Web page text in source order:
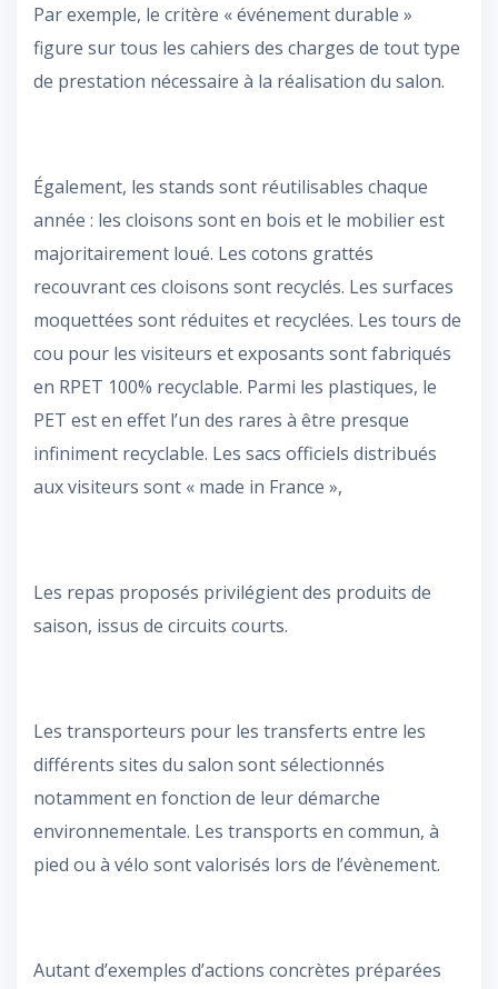
Par exemple, le critère « événement durable »
figure sur tous les cahiers des charges de tout type
de prestation nécessaire à la réalisation du salon.
Également, les stands sont réutilisables chaque
année : les cloisons sont en bois et le mobilier est
majoritairement loué. Les cotons grattés
recouvrant ces cloisons sont recyclés. Les surfaces
moquettées sont réduites et recyclées. Les tours de
cou pour les visiteurs et exposants sont fabriqués
en RPET 100% recyclable. Parmi les plastiques, le
PET est en effet l’un des rares à être presque
infiniment recyclable. Les sacs officiels distribués
aux visiteurs sont « made in France »,
Les repas proposés privilégient des produits de
saison, issus de circuits courts.
Les transporteurs pour les transferts entre les
différents sites du salon sont sélectionnés
notamment en fonction de leur démarche
environnementale. Les transports en commun, à
pied ou à vélo sont valorisés lors de l’évènement.
Autant d’exemples d’actions concrètes préparées